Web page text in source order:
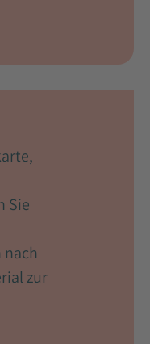
Sie
zur